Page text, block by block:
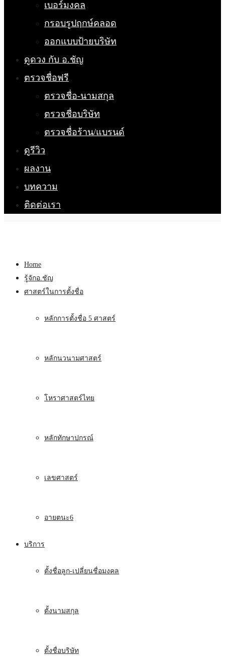
เบอร์มงคล
กรอบรูปฤกษ์คลอด
ออกแบบป้ายบริษัท
ดูดวง กับ อ.ชัญ
ตรวจชื่อฟรี
ตรวจชื่อ-นามสกุล
ตรวจชื่อบริษัท
ตรวจชื่อร้าน/แบรนด์
ดูรีวิว
ผลงาน
บทความ
ติดต่อเรา
Home
รู้จักอ.ชัญ
ศาสตร์ในการตั้งชื่อ
หลักการตั้งชื่อ 5 ศาสตร์
หลักนวนามศาสตร์
โหราศาสตร์ไทย
หลักทักษาปกรณ์
เลขศาสตร์
อายตนะ6
บริการ
ตั้งชื่อลูก-เปลี่ยนชื่อมงคล
ตั้งนามสกุล
ตั้งชื่อบริษัท